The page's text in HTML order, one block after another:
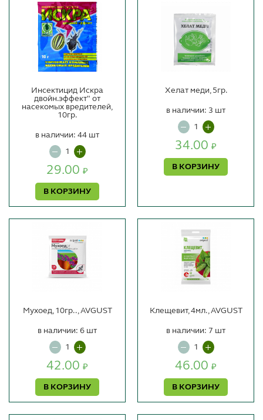
Инсектицид Искра
двойн.эффект" от
насекомых вредителей,
10гр.
29.00 ₽
В КОРЗИНУ
в наличии: 44 шт
Хелат меди, 5гр.
34.00 ₽
В КОРЗИНУ
в наличии: 3 шт
Мухоед, 10гр.., AVGUST
42.00 ₽
В КОРЗИНУ
в наличии: 6 шт
Клещевит, 4мл., AVGUST
46.00 ₽
В КОРЗИНУ
в наличии: 7 шт